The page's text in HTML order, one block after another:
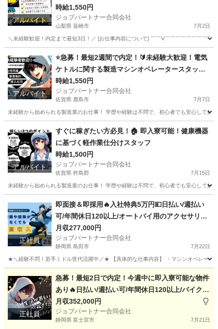
アルバイト
時給1,550円
ジョブパートナー合同会社
山梨県 韮崎市 7月2日
＼未経験歓迎！内定まで最短3日！／ [お仕事内容について] ￣￣V￣￣￣￣￣￣￣￣
工場 スタッフ
アルバイト
⭐急募！最短2週間で内定！🔰未経験大歓迎！電気
ケトルに関する製造マシンオペレータースタッ
フ！
時給1,550円
ジョブパートナー合同会社
佐賀県 鹿島市 7月7日
未経験から始められる製造業のお仕事！ 学歴や経験は不問で、初心者でも安心して
工場 時給
アルバイト
すぐに稼ぎたい方必見！🏠 即入寮可能！健康機器
に基づく軽作業仕分けスタッフ
時給1,500円
ジョブパートナー合同会社
佐賀県 杵島郡 7月15日
未経験から始められる製造業のお仕事！ 学歴や経験は不問で、初心者でも安心して
工場 スタッフ
正社員
即面接＆即採用🔥入社特典5万円💴日払い/週払い
可/年間休日120以上/オートバイ用のアクセサリー
（ヘルメット、グローブ、シートカバーなど）に
関する軽作業マシンオペレーター
月収277,000円
ジョブパートナー合同会社
静岡県 島田市 7月22日
★＼経験不問！若手ミドル世代活躍中／★ 【具体的な仕事内容】 ・マシンオペレータ
工場 オペレーター
正社員
急募！最短2日で内定！今週中に即入寮可能な物件
あり🔥日払い/週払い可/年間休日120以上/バイクや
自転車用のヘルメットに関する軽作業補助
月収352,000円
ジョブパートナー合同会社
静岡県 富士宮市 7月21日